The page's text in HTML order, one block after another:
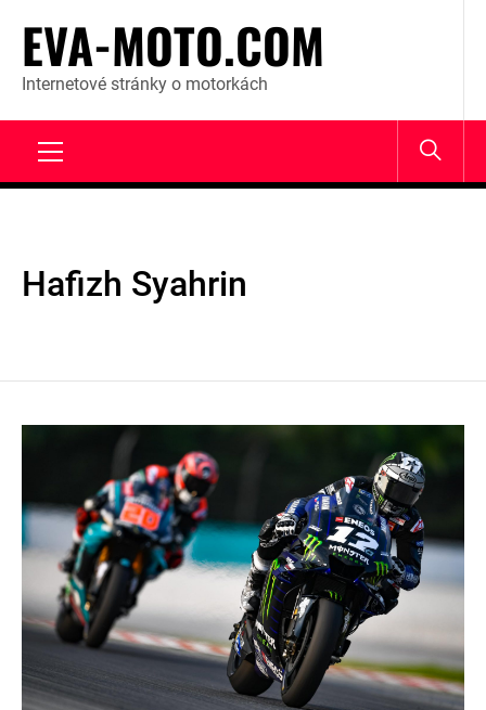
content
EVA-MOTO.COM
Internetové stránky o motorkách
Hafizh Syahrin